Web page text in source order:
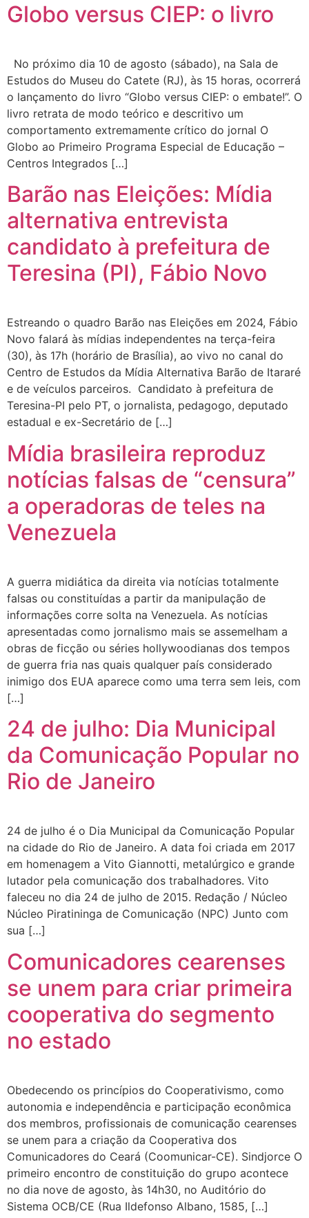
Globo versus CIEP: o livro
No próximo dia 10 de agosto (sábado), na Sala de
Estudos do Museu do Catete (RJ), às 15 horas, ocorrerá
o lançamento do livro “Globo versus CIEP: o embate!”. O
livro retrata de modo teórico e descritivo um
comportamento extremamente crítico do jornal O
Globo ao Primeiro Programa Especial de Educação –
Centros Integrados […]
Barão nas Eleições: Mídia
alternativa entrevista
candidato à prefeitura de
Teresina (PI), Fábio Novo
Estreando o quadro Barão nas Eleições em 2024, Fábio
Novo falará às mídias independentes na terça-feira
(30), às 17h (horário de Brasília), ao vivo no canal do
Centro de Estudos da Mídia Alternativa Barão de Itararé
e de veículos parceiros. Candidato à prefeitura de
Teresina-PI pelo PT, o jornalista, pedagogo, deputado
estadual e ex-Secretário de […]
Mídia brasileira reproduz
notícias falsas de “censura”
a operadoras de teles na
Venezuela
A guerra midiática da direita via notícias totalmente
falsas ou constituídas a partir da manipulação de
informações corre solta na Venezuela. As notícias
apresentadas como jornalismo mais se assemelham a
obras de ficção ou séries hollywoodianas dos tempos
de guerra fria nas quais qualquer país considerado
inimigo dos EUA aparece como uma terra sem leis, com
[…]
24 de julho: Dia Municipal
da Comunicação Popular no
Rio de Janeiro
24 de julho é o Dia Municipal da Comunicação Popular
na cidade do Rio de Janeiro. A data foi criada em 2017
em homenagem a Vito Giannotti, metalúrgico e grande
lutador pela comunicação dos trabalhadores. Vito
faleceu no dia 24 de julho de 2015. Redação / Núcleo
Núcleo Piratininga de Comunicação (NPC) Junto com
sua […]
Comunicadores cearenses
se unem para criar primeira
cooperativa do segmento
no estado
Obedecendo os princípios do Cooperativismo, como
autonomia e independência e participação econômica
dos membros, profissionais de comunicação cearenses
se unem para a criação da Cooperativa dos
Comunicadores do Ceará (Coomunicar-CE). Sindjorce O
primeiro encontro de constituição do grupo acontece
no dia nove de agosto, às 14h30, no Auditório do
Sistema OCB/CE (Rua Ildefonso Albano, 1585, […]